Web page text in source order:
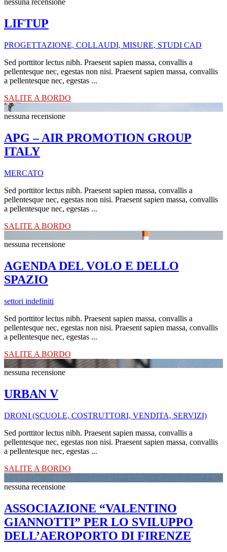
nessuna recensione
LIFTUP
PROGETTAZIONE, COLLAUDI, MISURE, STUDI CAD
Sed porttitor lectus nibh. Praesent sapien massa, convallis a
pellentesque nec, egestas non nisi. Praesent sapien massa, convallis
a pellentesque nec, egestas ...
SALITE A BORDO
nessuna recensione
APG – AIR PROMOTION GROUP
ITALY
MERCATO
Sed porttitor lectus nibh. Praesent sapien massa, convallis a
pellentesque nec, egestas non nisi. Praesent sapien massa, convallis
a pellentesque nec, egestas ...
SALITE A BORDO
nessuna recensione
AGENDA DEL VOLO E DELLO
SPAZIO
settori indefiniti
Sed porttitor lectus nibh. Praesent sapien massa, convallis a
pellentesque nec, egestas non nisi. Praesent sapien massa, convallis
a pellentesque nec, egestas ...
SALITE A BORDO
nessuna recensione
URBAN V
DRONI (SCUOLE, COSTRUTTORI, VENDITA, SERVIZI)
Sed porttitor lectus nibh. Praesent sapien massa, convallis a
pellentesque nec, egestas non nisi. Praesent sapien massa, convallis
a pellentesque nec, egestas ...
SALITE A BORDO
nessuna recensione
ASSOCIAZIONE “VALENTINO
GIANNOTTI” PER LO SVILUPPO
DELL’AEROPORTO DI FI­RENZE